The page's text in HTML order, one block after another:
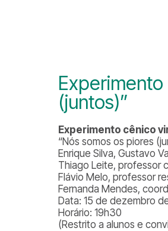
(juntos)”
Experimento cênico
“Nós somos os piores
Enrique Silva, Gustavo
Thiago Leite, professor
Flávio Melo, professor
Fernanda Mendes,
Data: 15 de dezembro
Horário: 19h30
(Restrito a alunos e